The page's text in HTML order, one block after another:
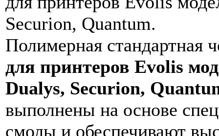
Полимерная стандартная
для принтеров Evolis
Dualys, Securion,
выполнены на основе
смолы и обеспечивают